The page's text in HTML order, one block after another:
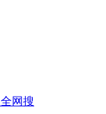
全网搜